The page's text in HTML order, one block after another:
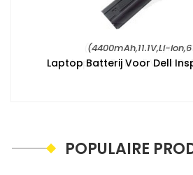
(4400mAh,11.1V,Li-
Laptop Batterij Voor Dell
POPULAIRE